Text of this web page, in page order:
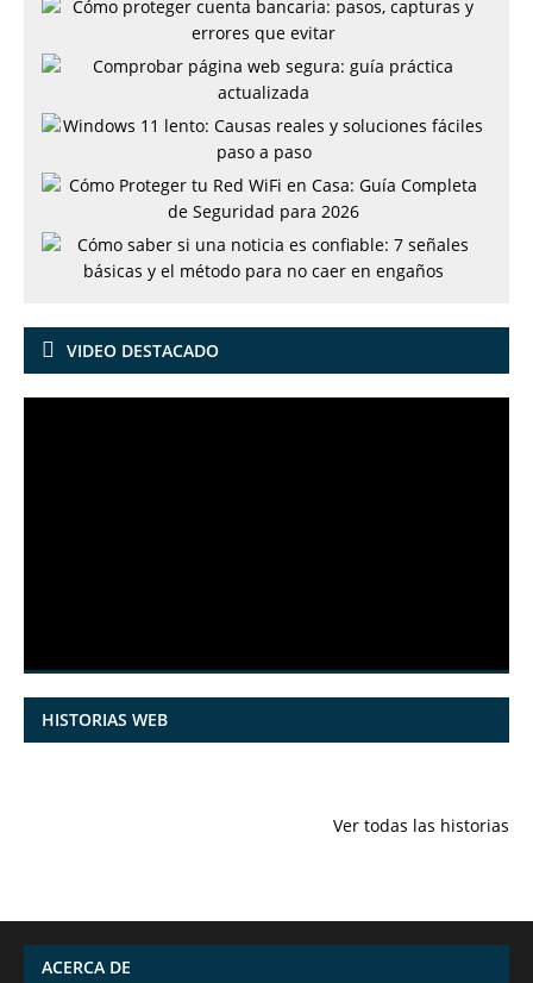
VIDEO DESTACADO
HISTORIAS WEB
Ver todas las historias
años
julio: Playas de
¡más!
ocultas del
ACERCA DE